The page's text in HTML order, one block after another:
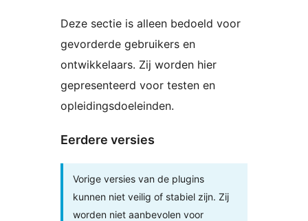
Deze sectie is alleen bedoeld voor
gevorderde gebruikers en
ontwikkelaars. Zij worden hier
gepresenteerd voor testen en
opleidingsdoeleinden.
Eerdere versies
Vorige versies van de plugins
kunnen niet veilig of stabiel zijn. Zij
worden niet aanbevolen voor